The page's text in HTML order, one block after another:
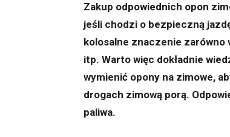
Zakup odpowiednich opon
jeśli chodzi o bezpieczną
kolosalne znaczenie zarówno
itp. Warto więc dokładnie
wymienić opony na zimowe,
drogach zimową porą.
paliwa.